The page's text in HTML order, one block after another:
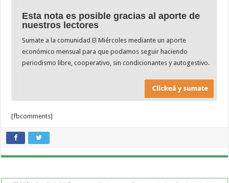
Esta nota es posible gracias al aporte de
nuestros lectores
Sumate a la comunidad El Miércoles mediante un aporte
económico mensual para que podamos seguir haciendo
periodismo libre, cooperativo, sin condicionantes y autogestivo.
[fbcomments]